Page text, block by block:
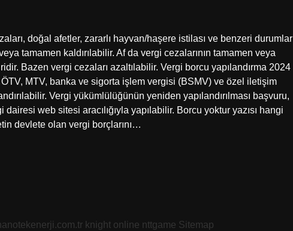
doğal afetler, zararlı hayvan/haşere istilası ve benzeri durumlar
tamamen kaldırılabilir. Af da vergi cezalarının tamamen veya
Bazen vergi cezaları azaltılabilir. Vergi borcu yapılandırma 2024
MTV, banka ve sigorta işlem vergisi (BSMV) ve özel iletişim
Vergi yükümlülüğünün yeniden yapılandırılması başvuru,
web sitesi aracılığıyla yapılabilir. Borcu yoktur yazısı hangi
devlete olan vergi borçlarını…
knight online nttgame Sitemap